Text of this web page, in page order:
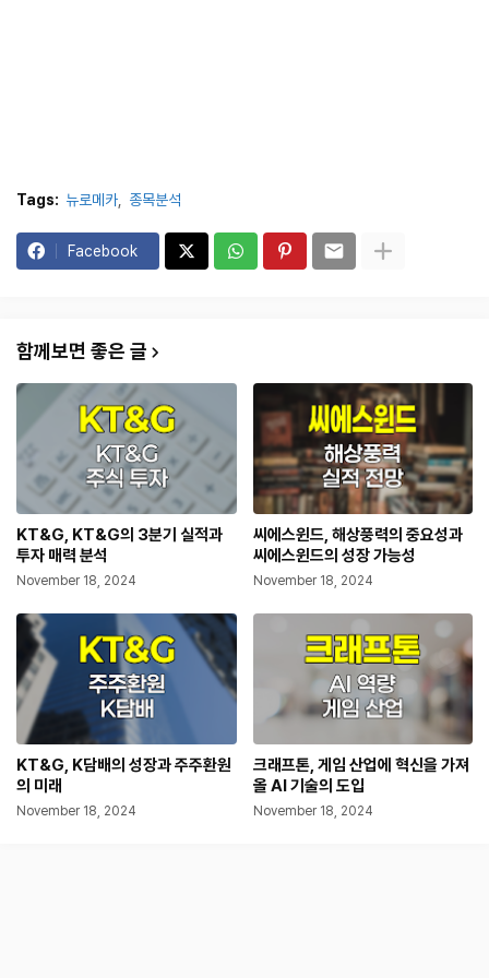
Tags: 뉴로메카 종목분석
Facebook
함께보면 좋은 글
KT&G, KT&G의 3분기 실적과
투자 매력 분석
November 18, 2024
씨에스윈드, 해상풍력의 중요성과
씨에스윈드의 성장 가능성
November 18, 2024
KT&G, K담배의 성장과 주주환원
의 미래
November 18, 2024
크래프톤, 게임 산업에 혁신을 가져
올 AI 기술의 도입
November 18, 2024